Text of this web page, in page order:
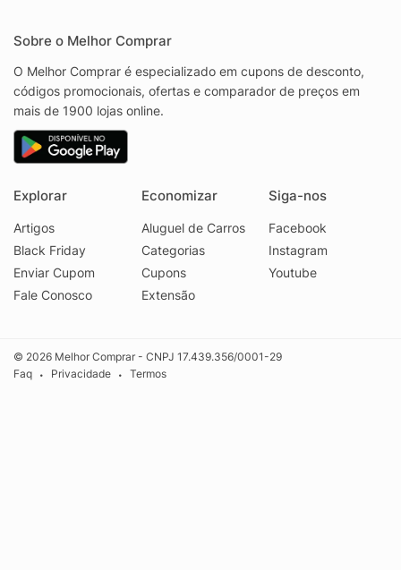
Sobre o Melhor Comprar
O Melhor Comprar é especializado em cupons de desconto,
códigos promocionais, ofertas e comparador de preços em
mais de 1900 lojas online.
Explorar
Artigos
Black Friday
Enviar Cupom
Fale Conosco
Economizar
Aluguel de Carros
Categorias
Cupons
Extensão
Siga-nos
Facebook
Instagram
Youtube
© 2026 Melhor Comprar - CNPJ 17.439.356/0001-29
Faq
• Privacidade • Termos